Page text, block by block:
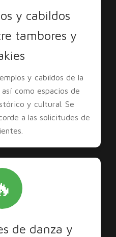
y cabildos
tambores y
y cabildos de la
como espacios de
y cultural. Se
a las solicitudes de
de danza y